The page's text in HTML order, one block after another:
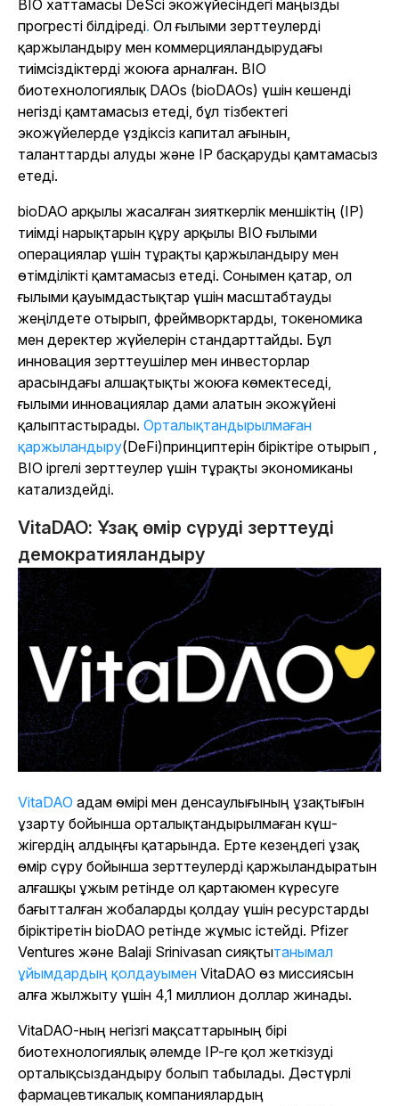
BIO хаттамасы DeSci экожүйесіндегі маңызды
прогресті білдіреді. Ол ғылыми зерттеулерді
қаржыландыру мен коммерцияландырудағы
тиімсіздіктерді жоюға арналған. BIO
биотехнологиялық DAOs (bioDAOs) үшін кешенді
негізді қамтамасыз етеді, бұл тізбектегі
экожүйелерде үздіксіз капитал ағынын,
таланттарды алуды және IP басқаруды қамтамасыз
етеді.
bioDAO арқылы жасалған зияткерлік меншіктің (IP)
тиімді нарықтарын құру арқылы BIO ғылыми
операциялар үшін тұрақты қаржыландыру мен
өтімділікті қамтамасыз етеді. Сонымен қатар, ол
ғылыми қауымдастықтар үшін масштабтауды
жеңілдете отырып, фреймворктарды, токеномика
мен деректер жүйелерін стандарттайды. Бұл
инновация зерттеушілер мен инвесторлар
арасындағы алшақтықты жоюға көмектеседі,
ғылыми инновациялар дами алатын экожүйені
қалыптастырады. Орталықтандырылмаған
қаржыландыру(DeFi)принциптерін біріктіре отырып ,
BIO іргелі зерттеулер үшін тұрақты экономиканы
катализдейді.
VitaDAO: Ұзақ өмір сүруді зерттеуді
демократияландыру
VitaDAO адам өмірі мен денсаулығының ұзақтығын
ұзарту бойынша орталықтандырылмаған күш-
жігердің алдыңғы қатарында. Ерте кезеңдегі ұзақ
өмір сүру бойынша зерттеулерді қаржыландыратын
алғашқы ұжым ретінде ол қартаюмен күресуге
бағытталған жобаларды қолдау үшін ресурстарды
біріктіретін bioDAO ретінде жұмыс істейді. Pfizer
Ventures және Balaji Srinivasan сияқтытанымал
ұйымдардың қолдауымен VitaDAO өз миссиясын
алға жылжыту үшін 4,1 миллион доллар жинады.
VitaDAO-ның негізгі мақсаттарының бірі
биотехнологиялық әлемде IP-ге қол жеткізуді
орталықсыздандыру болып табылады. Дәстүрлі
фармацевтикалық компаниялардың